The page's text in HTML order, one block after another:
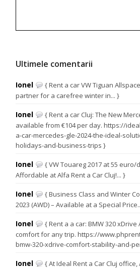
Ultimele comentarii
Ionel
{ Rent a car VW Tiguan
partner for a carefree winter in... }
Ionel
{ Rent a car Cluj: The New
available from €104 per day. https://
a-car-mercedes-gle-2024-the-ideal-
holidays-and-business-trips }
Ionel
{ VW Touareg 2017 at 55 euro/
Affordable at Alfa Rent a Car Cluj!... }
Ionel
{ Business Class and Winter
2023 (AWD) – Available at a Special
Ionel
{ Rent a a car: BMW 320
comfort for any trip. https://
bmw-320-xdrive-comfort-stability-and-
Ionel
{ At Ideal Rent a Car Cluj office,